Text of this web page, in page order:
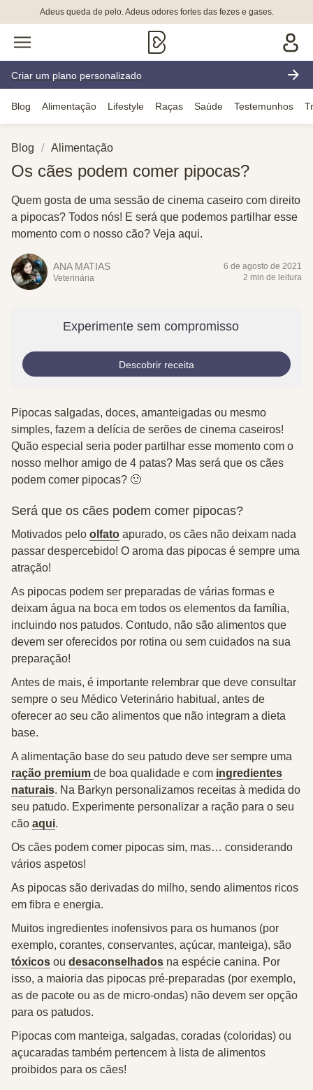
Adeus queda de pelo. Adeus odores fortes das fezes e gases.
Criar um plano personalizado
Blog Alimentação Lifestyle Raças Saúde Testemunhos
Blog Alimentação
Os cães podem comer pipocas?
Quem gosta de uma sessão de cinema caseiro com direito
a pipocas? Todos nós! E será que podemos partilhar esse
momento com o nosso cão? Veja aqui.
ANA MATIAS
Veterinária
6 de agosto de 2021
2 min de leitura
Experimente sem compromisso
Descobrir receita
Pipocas salgadas, doces, amanteigadas ou mesmo
simples, fazem a delícia de serões de cinema caseiros!
Quão especial seria poder partilhar esse momento com o
nosso melhor amigo de 4 patas? Mas será que os cães
podem comer pipocas? 🙂
Será que os cães podem comer pipocas?
Motivados pelo olfato apurado, os cães não deixam nada
passar despercebido! O aroma das pipocas é sempre uma
atração!
As pipocas podem ser preparadas de várias formas e
deixam água na boca em todos os elementos da família,
incluindo nos patudos. Contudo, não são alimentos que
devem ser oferecidos por rotina ou sem cuidados na sua
preparação!
Antes de mais, é importante relembrar que deve consultar
sempre o seu Médico Veterinário habitual, antes de
oferecer ao seu cão alimentos que não integram a dieta
base.
A alimentação base do seu patudo deve ser sempre uma
ração premium de boa qualidade e com ingredientes
naturais. Na Barkyn personalizamos receitas à medida do
seu patudo. Experimente personalizar a ração para o seu
cão aqui.
Os cães podem comer pipocas sim, mas… considerando
vários aspetos!
As pipocas são derivadas do milho, sendo alimentos ricos
em fibra e energia.
Muitos ingredientes inofensivos para os humanos (por
exemplo, corantes, conservantes, açúcar, manteiga), são
tóxicos ou desaconselhados na espécie canina. Por
isso, a maioria das pipocas pré-preparadas (por exemplo,
as de pacote ou as de micro-ondas) não devem ser opção
para os patudos.
Pipocas com manteiga, salgadas, coradas (coloridas) ou
açucaradas também pertencem à lista de alimentos
proibidos para os cães!